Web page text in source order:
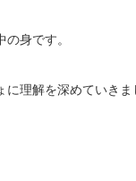
身です。
理解を深めていきま